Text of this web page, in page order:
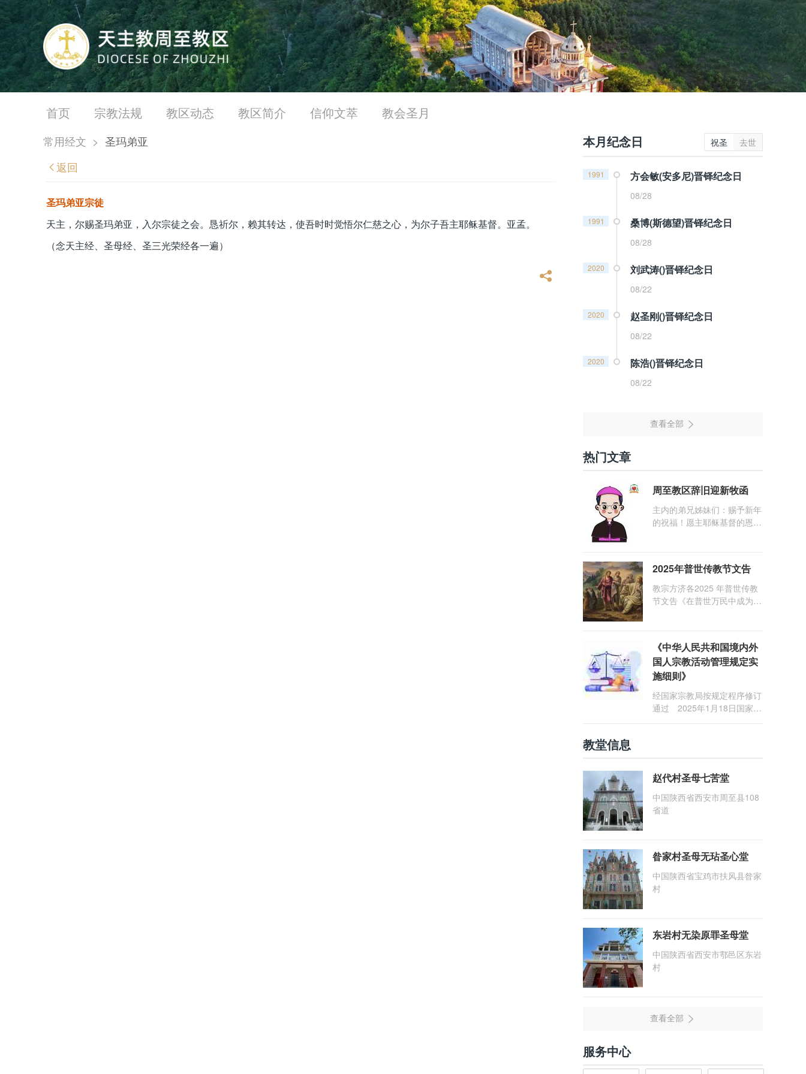
首页 宗教法规 教区动态 教区简介 信仰文萃 教会圣月
常用经文 > 圣玛弟亚
返回
圣玛弟亚宗徒
天主，尔赐圣玛弟亚，入尔宗徒之会。恳祈尔，赖其转达，使吾时时觉悟尔仁慈之心，为尔子吾主耶稣基督。亚孟。
（念天主经、圣母经、圣三光荣经各一遍）
本月纪念日 祝圣 去世
1991 方会敏(安多尼)晋铎纪念日
08/28
1991 桑博(斯德望)晋铎纪念日
08/28
2020 刘武涛()晋铎纪念日
08/22
2020 赵圣刚()晋铎纪念日
08/22
2020 陈浩()晋铎纪念日
08/22
热门文章
周至教区辞旧迎新牧函
主内的弟兄姊妹们：赐予新年
的祝福！愿主耶稣基督的恩
们，愿临在的救主基督安慰你
们，并圣化你们的生活，作为
祝贺祂诞辰的珍贵礼品。
2025年普世传教节文告
教宗方济各2025 年普世传教
节文告《在普世万民中成为怀
《中华人民共和国境内外
国人宗教活动管理规定实
施细则》
经国家宗教局按规定程序修订
通过 2025年1月18日国家宗
教堂信息
赵代村圣母七苦堂
中国陕西省西安市周至县108
省道
昝家村圣母无玷圣心堂
中国陕西省宝鸡市扶风县昝家
村
东岩村无染原罪圣母堂
中国陕西省西安市鄠邑区东岩
村
服务中心